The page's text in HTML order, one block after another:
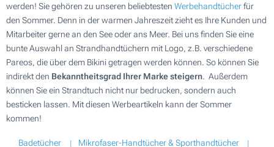
werden! Sie gehören zu unseren beliebtesten Werbehandtücherfür
den Sommer. Denn in der warmen Jahreszeit zieht es Ihre Kunden und
Mitarbeiter gerne an den See oder ans Meer. Bei uns finden Sie eine
bunte Auswahl an Strandhandtüchern mit Logo, z.B. verschiedene
Pareos, die über dem Bikini getragen werden können. So können Sie
indirekt den Bekanntheitsgrad Ihrer Marke steigern. Außerdem
können Sie ein Strandtuch nicht nur bedrucken, sondern auch
besticken lassen. Mit diesen Werbeartikeln kann der Sommer
kommen!
Badetücher
Mikrofaser-Handtücher & Sporthandtücher